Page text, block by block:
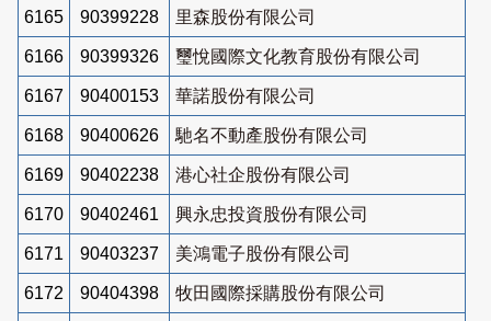
6165 90399228 里森股份有限公司
6166 90399326 璽悅國際文化教育股份有限公司
6167 90400153 華諾股份有限公司
6168 90400626 馳名不動產股份有限公司
6169 90402238 港心社企股份有限公司
6170 90402461 興永忠投資股份有限公司
6171 90403237 美鴻電子股份有限公司
6172 90404398 牧田國際採購股份有限公司